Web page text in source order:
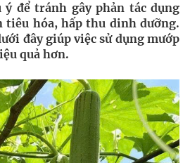
ý để tránh gây phản tác dụng
tiêu hóa, hấp thu dinh dưỡng.
đây giúp việc sử dụng mướp
quả hơn.